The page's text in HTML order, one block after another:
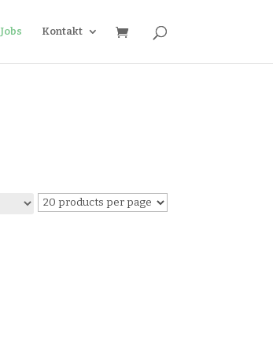
Jobs Kontakt